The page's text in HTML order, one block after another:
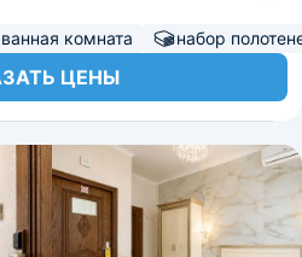
комната набор
ЦЕНЫ